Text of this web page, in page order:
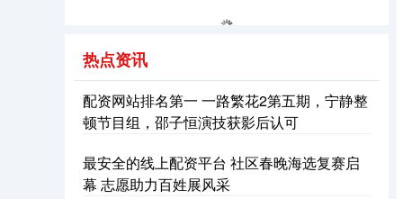
3940.04
热点资讯
配资网站排名第一 一路繁花2第五期，宁静整
顿节目组，邵子恒演技获影后认可
最安全的线上配资平台 社区春晚海选复赛启
幕 志愿助力百姓展风采